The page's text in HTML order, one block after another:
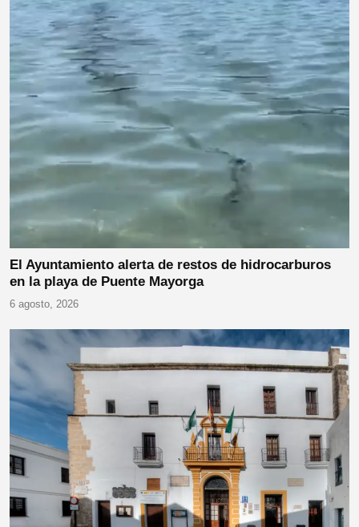
El Ayuntamiento alerta de restos de hidrocarburos
en la playa de Puente Mayorga
6 agosto, 2026